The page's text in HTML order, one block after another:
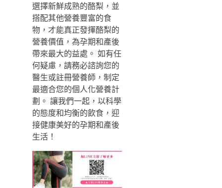
選擇新鮮成熟的酪梨，並
搭配其他營養豐富的食
物，才能真正發揮酪梨的
營養價值，為孕期和產後
帶來最大的益處。 如有任
何疑慮，請務必諮詢您的
醫生或註冊營養師，制定
最適合您的個人化營養計
劃。 讓我們一起，以科學
的態度和均衡的飲食，迎
接健康美好的孕期和產後
生活！